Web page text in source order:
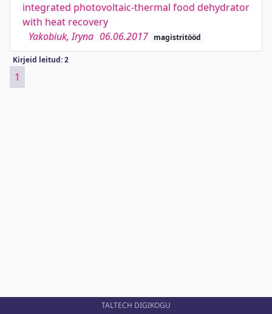
integrated photovoltaic-thermal food dehydrator
with heat recovery
Yakobiuk, Iryna 06.06.2017 magistritööd
Kirjeid leitud: 2
1
TALTECH DIGIKOGU